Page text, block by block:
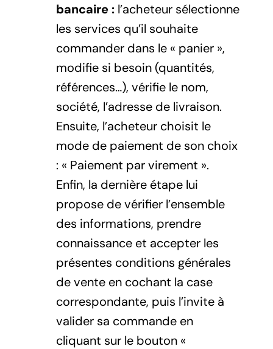
bancaire : l’acheteur sélectionne
les services qu’il souhaite
commander dans le « panier »,
modifie si besoin (quantités,
références…), vérifie le nom,
société, l’adresse de livraison.
Ensuite, l’acheteur choisit le
mode de paiement de son choix
: « Paiement par virement ».
Enfin, la dernière étape lui
propose de vérifier l’ensemble
des informations, prendre
connaissance et accepter les
présentes conditions générales
de vente en cochant la case
correspondante, puis l’invite à
valider sa commande en
cliquant sur le bouton «